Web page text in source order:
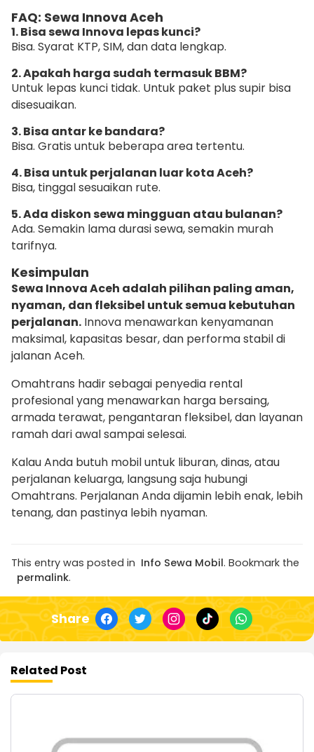
FAQ: Sewa Innova Aceh
1. Bisa sewa Innova lepas kunci?
Bisa. Syarat KTP, SIM, dan data lengkap.
2. Apakah harga sudah termasuk BBM?
Untuk lepas kunci tidak. Untuk paket plus supir bisa
disesuaikan.
3. Bisa antar ke bandara?
Bisa. Gratis untuk beberapa area tertentu.
4. Bisa untuk perjalanan luar kota Aceh?
Bisa, tinggal sesuaikan rute.
5. Ada diskon sewa mingguan atau bulanan?
Ada. Semakin lama durasi sewa, semakin murah
tarifnya.
Kesimpulan
Sewa Innova Aceh adalah pilihan paling aman,
nyaman, dan fleksibel untuk semua kebutuhan
perjalanan. Innova menawarkan kenyamanan
maksimal, kapasitas besar, dan performa stabil di
jalanan Aceh.
Omahtrans hadir sebagai penyedia rental
profesional yang menawarkan harga bersaing,
armada terawat, pengantaran fleksibel, dan layanan
ramah dari awal sampai selesai.
Kalau Anda butuh mobil untuk liburan, dinas, atau
perjalanan keluarga, langsung saja hubungi
Omahtrans. Perjalanan Anda dijamin lebih enak, lebih
tenang, dan pastinya lebih nyaman.
This entry was posted in Info Sewa Mobil. Bookmark the
permalink.
Share
Related Post